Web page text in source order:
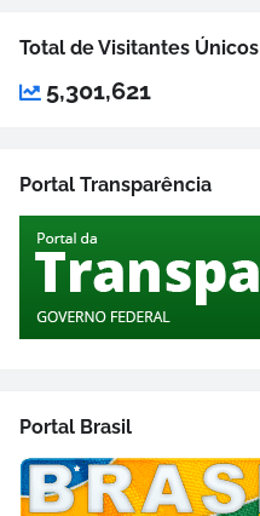
Total de Visitantes Únicos
5,301,621
Portal Transparência
Portal Brasil